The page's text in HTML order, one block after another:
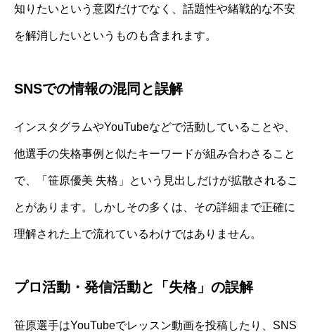
知りたいという意図だけでなく、話題性や緒戦的な不安
を解消したいというものも含まれます。
SNSでの情報の混同と誤解
インスタグラムやYouTubeなどで活動していることや、
他選手の失格事例と似たキーワードが組み合わさること
で、「笹原優美 失格」という見出しだけが拡散されるこ
とがあります。しかしその多くは、その詳細まで正確に
理解された上で流れているわけではありません。
プロ活動・発信活動と「失格」の誤解
笹原選手はYouTubeでレッスン動画を投稿したり、SNS